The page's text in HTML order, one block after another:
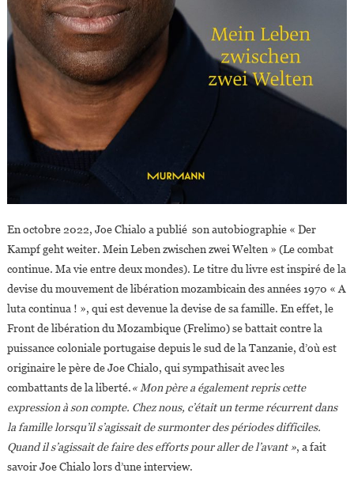
En octobre 2022, Joe Chialo a publié son autobiographie « Der
Kampf geht weiter. Mein Leben zwischen zwei Welten » (Le combat
continue. Ma vie entre deux mondes). Le titre du livre est inspiré de la
devise du mouvement de libération mozambicain des années 1970 « A
luta continua ! », qui est devenue la devise de sa famille. En effet, le
Front de libération du Mozambique (Frelimo) se battait contre la
puissance coloniale portugaise depuis le sud de la Tanzanie, d’où est
originaire le père de Joe Chialo, qui sympathisait avec les
combattants de la liberté.« Mon père a également repris cette
expression à son compte. Chez nous, c’était un terme récurrent dans
la famille lorsqu’il s’agissait de surmonter des périodes difficiles.
Quand il s’agissait de faire des efforts pour aller de l’avant », a fait
savoir Joe Chialo lors d’une interview.